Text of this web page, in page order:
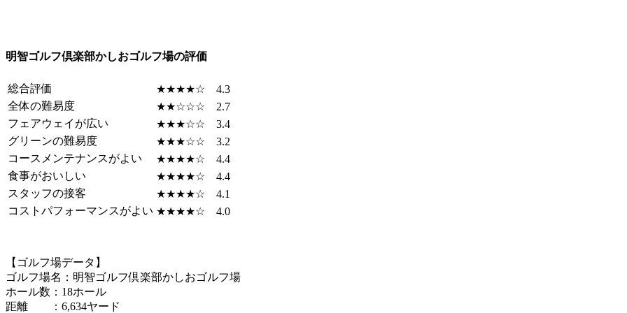
明智ゴルフ倶楽部かしおゴルフ場の評価
総合評価
★★★★☆ 4.3
全体の難易度
★★☆☆☆ 2.7
フェアウェイが広い
★★★☆☆ 3.4
グリーンの難易度
★★★☆☆ 3.2
コースメンテナンスがよい
★★★★☆ 4.4
食事がおいしい
★★★★☆ 4.4
スタッフの接客
★★★★☆ 4.1
コストパフォーマンスがよい ★★★★☆ 4.0
【ゴルフ場データ】
ゴルフ場名：明智ゴルフ倶楽部かしおゴルフ場
ホール数：18ホール
距離 ：6,634ヤード